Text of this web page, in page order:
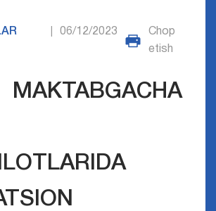
06/12/2023
Chop
etish
MAKTABGACHA